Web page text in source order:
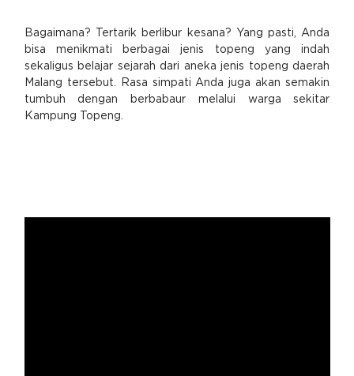
Bagaimana? Tertarik berlibur kesana? Yang pasti, Anda
bisa menikmati berbagai jenis topeng yang indah
sekaligus belajar sejarah dari aneka jenis topeng daerah
Malang tersebut. Rasa simpati Anda juga akan semakin
tumbuh dengan berbabaur melalui warga sekitar
Kampung Topeng.